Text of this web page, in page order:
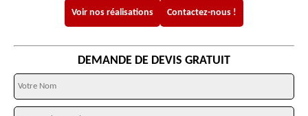
Voir nos réalisations Contactez-nous !
DEMANDE DE DEVIS GRATUIT